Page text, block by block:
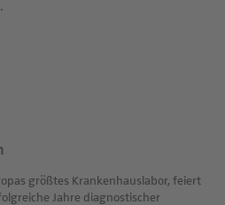
größtes Krankenhauslabor, feiert
Jahre diagnostischer